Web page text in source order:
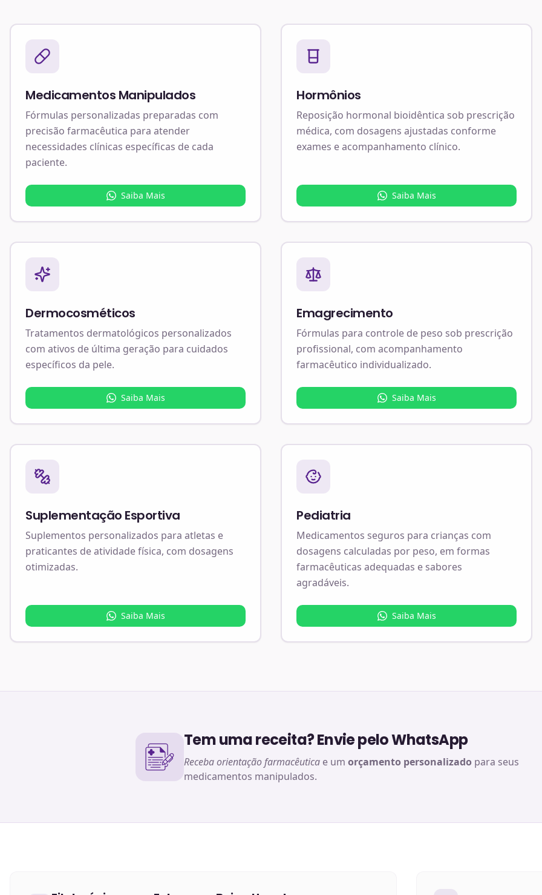
Medicamentos Manipulados
Fórmulas personalizadas preparadas com
precisão farmacêutica para atender
necessidades clínicas específicas de cada
paciente.
Saiba Mais
Hormônios
Reposição hormonal bioidêntica sob prescrição
médica, com dosagens ajustadas conforme
exames e acompanhamento clínico.
Saiba Mais
Dermocosméticos
Tratamentos dermatológicos personalizados
com ativos de última geração para cuidados
específicos da pele.
Saiba Mais
Emagrecimento
Fórmulas para controle de peso sob prescrição
profissional, com acompanhamento
farmacêutico individualizado.
Saiba Mais
Suplementação Esportiva
Suplementos personalizados para atletas e
praticantes de atividade física, com dosagens
otimizadas.
Saiba Mais
Pediatria
Medicamentos seguros para crianças com
dosagens calculadas por peso, em formas
farmacêuticas adequadas e sabores
agradáveis.
Saiba Mais
Tem uma receita? Envie pelo WhatsApp
Receba orientação farmacêutica e um orçamento personalizado para seus
medicamentos manipulados.